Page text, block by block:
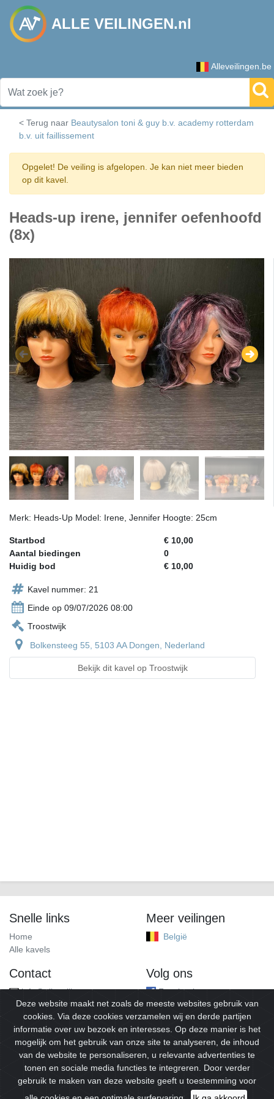
ALLE VEILINGEN.nl
Alleveilingen.be
< Terug naar Beautysalon toni & guy b.v. academy rotterdam
b.v. uit faillissement
Opgelet! De veiling is afgelopen. Je kan niet meer bieden
op dit kavel.
Heads-up irene, jennifer oefenhoofd
(8x)
Merk: Heads-Up Model: Irene, Jennifer Hoogte: 25cm
Startbod
€ 10,00
Aantal biedingen
0
Huidig bod
€ 10,00
Kavel nummer: 21
Einde op 09/07/2026 08:00
Troostwijk
Bolkensteeg 55, 5103 AA Dongen, Nederland
Bekijk dit kavel op Troostwijk
Snelle links
Home
Alle kavels
Meer veilingen
België
Contact
info@alleveilingen.net
Volg ons
Facebook
© 2026Alleveilingen.Alle rechten voorbehouden.
Deze website maakt net zoals de meeste websites gebruik van
cookies. Via deze cookies verzamelen wij en derde partijen
informatie over uw bezoek en interesses. Op deze manier is het
mogelijk om het gebruik van onze site te analyseren, de inhoud
van de website te personaliseren, u relevante advertenties te
tonen en sociale media functies te integreren. Door verder
gebruik te maken van deze website geeft u toestemming voor